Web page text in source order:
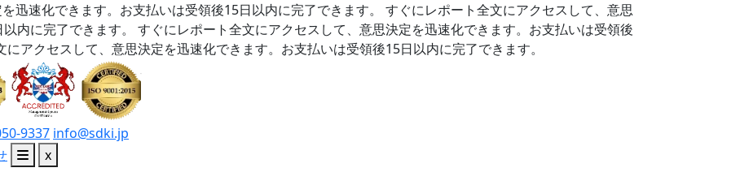
迅速化できます。お支払いは受領後15日以内に完了できます。
すぐにレポート全文にアクセスして、意思
内に完了できます。
すぐにレポート全文にアクセスして、意思決定を迅速化できます。お支払いは受領後
にアクセスして、意思決定を迅速化できます。お支払いは受領後15日以内に完了できます。
9337 info@sdki.jp
x